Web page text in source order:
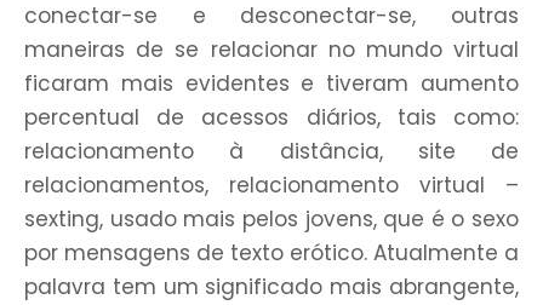
conectar-se e desconectar-se, outras
maneiras de se relacionar no mundo virtual
ficaram mais evidentes e tiveram aumento
percentual de acessos diários, tais como:
relacionamento à distância, site de
relacionamentos, relacionamento virtual –
sexting, usado mais pelos jovens, que é o sexo
por mensagens de texto erótico. Atualmente a
palavra tem um significado mais abrangente,